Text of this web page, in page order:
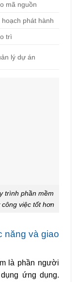
mã nguồn
hoạch phát hành
trì
lý dự án
trình phần mềm
việc tốt hơn
năng và giao
là phần người
ứng dụng.